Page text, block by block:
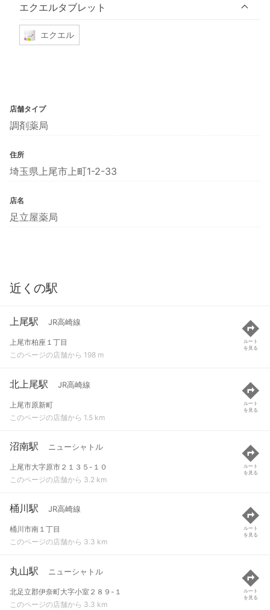
エクエルタブレット
エクエル
店舗タイプ
調剤薬局
住所
埼玉県上尾市上町1-2-33
店名
足立屋薬局
近くの駅
上尾駅 JR高崎線
上尾市柏座１丁目
このページの店舗から 198 m
ルート
を見る
北上尾駅 JR高崎線
上尾市原新町
このページの店舗から 1.5 km
ルート
を見る
沼南駅 ニューシャトル
上尾市大字原市２１３５-１０
このページの店舗から 3.2 km
ルート
を見る
桶川駅 JR高崎線
桶川市南１丁目
このページの店舗から 3.3 km
ルート
を見る
丸山駅 ニューシャトル
北足立郡伊奈町大字小室２８９-１
このページの店舗から 3.3 km
ルート
を見る